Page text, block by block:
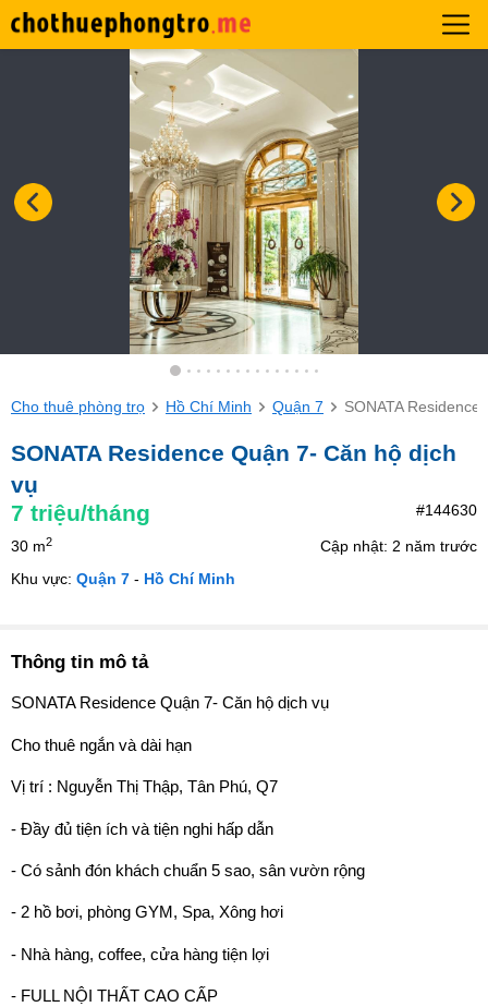
Cho thuê phòng trọ Hồ Chí Minh Quận 7 SONATA
SONATA Residence Quận 7- Căn hộ dịch
vụ
7 triệu/tháng #144630
30 m2
Cập nhật: 2 năm trước
Khu vực: Quận 7 - Hồ Chí Minh
Thông tin mô tả
SONATA Residence Quận 7- Căn hộ dịch vụ
Cho thuê ngắn và dài hạn
Vị trí : Nguyễn Thị Thập, Tân Phú, Q7
- Đầy đủ tiện ích và tiện nghi hấp dẫn
- Có sảnh đón khách chuẩn 5 sao, sân vườn rộng
- 2 hồ bơi, phòng GYM, Spa, Xông hơi
- Nhà hàng, coffee, cửa hàng tiện lợi
- FULL NỘI THẤT CAO CẤP